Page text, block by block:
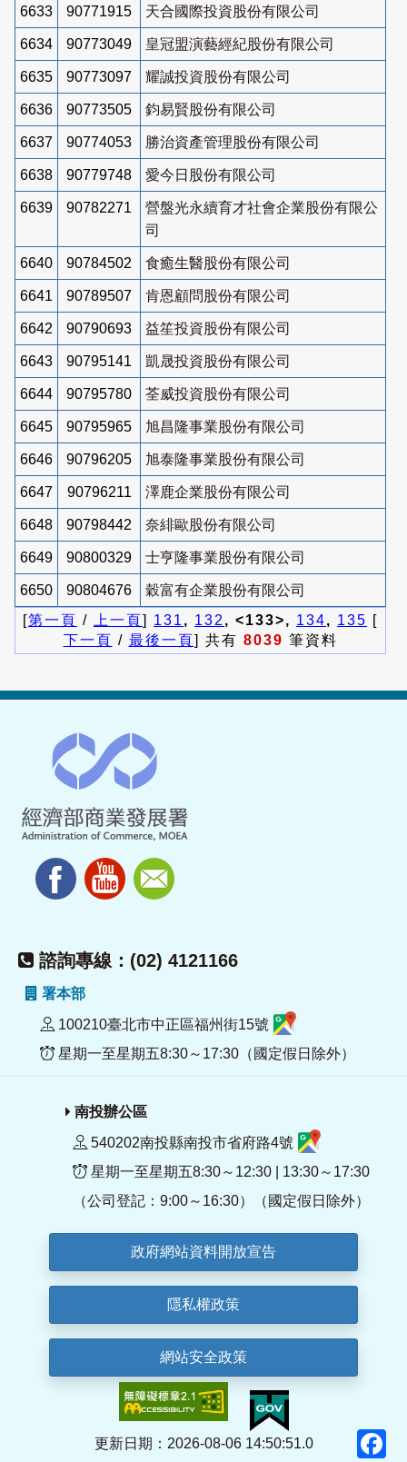
6633 90771915 天合國際投資股份有限公司
6634 90773049 皇冠盟演藝經紀股份有限公司
6635 90773097 耀誠投資股份有限公司
6636 90773505 鈞易賢股份有限公司
6637 90774053 勝治資產管理股份有限公司
6638 90779748 愛今日股份有限公司
6639 90782271
營盤光永續育才社會企業股份有限公
司
6640 90784502 食癒生醫股份有限公司
6641 90789507 肯恩顧問股份有限公司
6642 90790693 益笙投資股份有限公司
6643 90795141 凱晟投資股份有限公司
6644 90795780 荃威投資股份有限公司
6645 90795965 旭昌隆事業股份有限公司
6646 90796205 旭泰隆事業股份有限公司
6647 90796211 澤鹿企業股份有限公司
6648 90798442 奈緋歐股份有限公司
6649 90800329 士亨隆事業股份有限公司
6650 90804676
穀富有企業股份有限公司
[第一頁 / 上一頁] 131 , 132 , <133>, 134, 135 [
下一頁 / 最後一頁] 共有 8039 筆資料
諮詢專線：(02) 4121166
署本部
100210臺北市中正區福州街15號
星期一至星期五8:30～17:30（國定假日除外）
南投辦公區
540202南投縣南投市省府路4號
星期一至星期五8:30～12:30 | 13:30～17:30
（公司登記：9:00～16:30）（國定假日除外）
政府網站資料開放宣告
隱私權政策
網站安全政策
更新日期：2026-08-06 14:50:51.0